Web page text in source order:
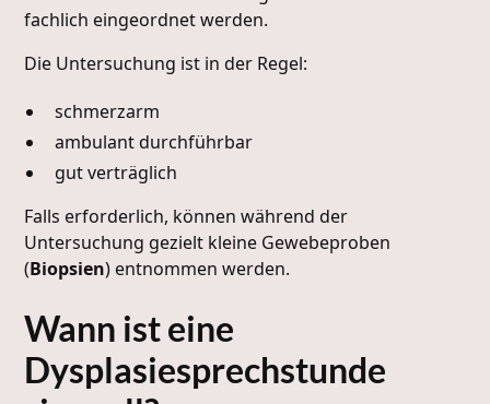
fachlich eingeordnet werden.
Die Untersuchung ist in der Regel:
schmerzarm
ambulant durchführbar
gut verträglich
Falls erforderlich, können während der
Untersuchung gezielt kleine Gewebeproben
(Biopsien) entnommen werden.
Wann ist eine
Dysplasiesprechstunde